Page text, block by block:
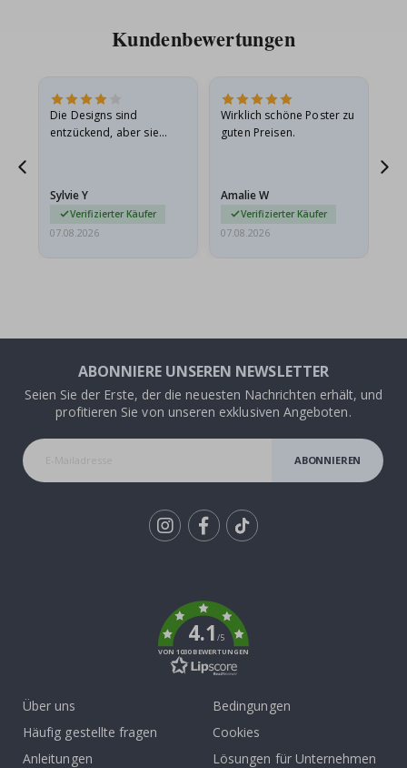
Kundenbewertungen
Die Designs sind
entzückend, aber sie
sie…
Sylvie Y
Verifizierter Käufer
07.08.2026
Wirklich schöne Poster zu
guten Preisen.
Amalie W
Verifizierter Käufer
07.08.2026
ABONNIERE UNSEREN NEWSLETTER
Seien Sie der Erste, der die neuesten Nachrichten erhält, und
profitieren Sie von unseren exklusiven Angeboten.
ABONNIEREN
4.1/5
VON 1030 BEWERTUNGEN
Über uns
Häufig gestellte fragen
Anleitungen
Bedingungen
Cookies
Lösungen für Unternehmen